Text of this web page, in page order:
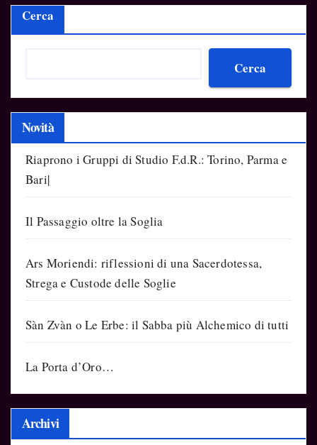
Cerca
Cerca
Novità
Riaprono i Gruppi di Studio F.d.R.: Torino, Parma e
Bari|
Il Passaggio oltre la Soglia
Ars Moriendi: riflessioni di una Sacerdotessa,
Strega e Custode delle Soglie
Sàn Zvàn o Le Erbe: il Sabba più Alchemico di tutti
La Porta d’Oro…
Archivi